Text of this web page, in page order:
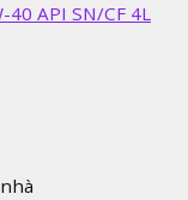
40 API SN/CF 4L